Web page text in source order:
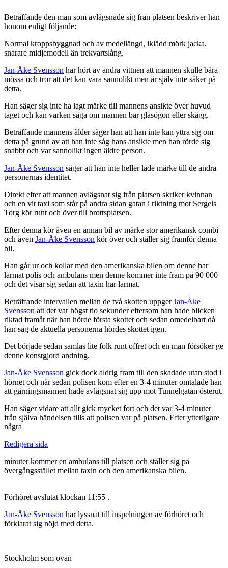
Beträffande den man som avlägsnade sig från platsen beskriver han
honom enligt följande:
Normal kroppsbyggnad och av medellängd, iklädd mörk jacka,
snarare midjemodell än trekvartslång.
Jan-Åke Svensson har hört av andra vittnen att mannen skulle bära
mössa och tror att det kan vara sannolikt men är själv inte säker på
detta.
Han säger sig inte ha lagt märke till mannens ansikte över huvud
taget och kan varken säga om mannen bar glasögon eller skägg.
Beträffande mannens ålder säger han att han inte kan yttra sig om
detta på grund av att han inte såg hans ansikte men han rörde sig
snabbt och var sannolikt ingen äldre person.
Jan-Åke Svensson säger att han inte heller lade märke till de andra
personernas identitet.
Direkt efter att mannen avlägsnat sig från platsen skriker kvinnan
och en vit taxi som står på andra sidan gatan i riktning mot Sergels
Torg kör runt och över till brottsplatsen.
Efter denna kör även en annan bil av märke stor amerikansk combi
och även Jan-Åke Svensson kör över och ställer sig framför denna
bil.
Han går ur och kollar med den amerikanska bilen om denne har
larmat polis och ambulans men denne kommer inte fram på 90 000
och det visar sig sedan att taxin har larmat.
Beträffande intervallen mellan de två skotten uppgerJan-Åke
Svensson att det var högst tio sekunder eftersom han hade blicken
riktad framåt när han hörde första skottet och sedan omedelbart då
han såg de aktuella personerna hördes skottet igen.
Det började sedan samlas lite folk runt offret och en man försöker ge
denne konstgjord andning.
Jan-Åke Svensson gick dock aldrig fram till den skadade utan stod i
hörnet och när sedan polisen kom efter en 3-4 minuter omtalade han
att gärningsmannen hade avlägsnat sig upp mot Tunnelgatan österut.
Han säger vidare att allt gick mycket fort och det var 3-4 minuter
från själva händelsen tills att polisen var på platsen. Efter ytterligare
några
Redigera sida
minuter kommer en ambulans till platsen och ställer sig på
övergångsstället mellan taxin och den amerikanska bilen.
Förhöret avslutat klockan 11:55 .
Jan-Åke Svensson har lyssnat till inspelningen av förhöret och
förklarat sig nöjd med detta.
Stockholm som ovan